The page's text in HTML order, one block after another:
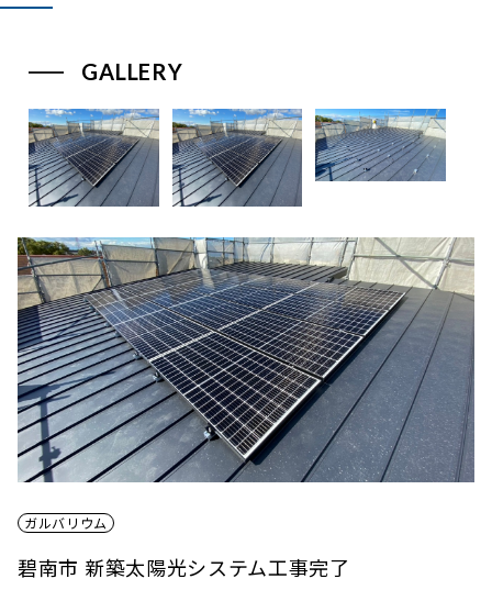
ガルバリウム
碧南市 新築太陽光システム工事完了
GALLERY